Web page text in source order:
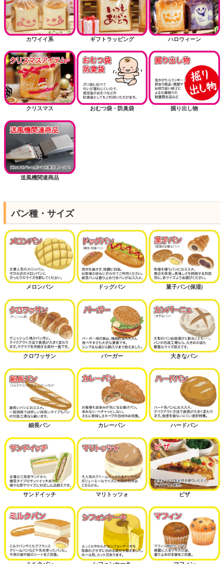
カワイイ系 ギフトラッピング ハロウィーン
クリスマス おむつ袋・防臭袋 掘り出し物
送風機関連商品
パン種・サイズ
メロンパン ドッグパン 菓子パン(保湿)
クロワッサン バーガー 大きなパン
細長パン カレーパン ハードパン
サンドイッチ マリトッツォ ピザ